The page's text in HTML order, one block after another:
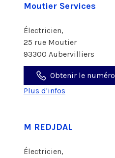
Moutier Services
Électricien,
25 rue Moutier
93300 Aubervilliers
Obtenir le numéro
Plus d'infos
M REDJDAL
Électricien,